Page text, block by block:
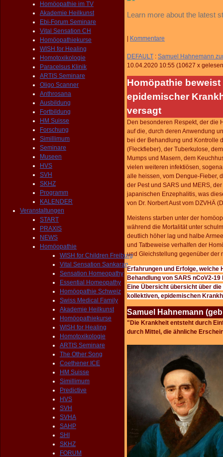
Homöopathie im TV
Akademie Heilkunst
Ebi-Forum Seminare
Vital Sensation CH
Homöopathiekurse
WISH for Healing
Homotoxikologie
Paracelsus Klinik
ARTIS Seminare
Oligo Scanner
Anthrosana
Ausbildung
Fortbildung
HM Suisse
Forschung
Simillimum
Seminare
Museen
HVS
SVH
SKHZ
Programm
KALENDER
Veranstaltungen
START
PRAXIS
NEWS
Homöopathie
WISH for Children Freiburg
Vital Sensation Sankaran
Sensation Homeopathy
Essential Homeopathy
Homöopathie Schweiz
Swiss Medical Family
Akademie Heilkunst
Homöopathiekurse
WISH for Healing
Homotoxikologie
ARTIS Seminare
The Other Song
Coethener ICE
HM Suisse
Simillimum
Predictive
HVS
SVH
SVHA
SAHP
SHI
SKHZ
FORUM
Learn more about the latest
Kommentare
DEFAULT : Samuel Hahnemann
10.04.2020 10:55 (10627 x gelesen
Homöpathie
epidemischer
versagt
Den besonderen Respekt, der die
auf die, durch deren Anwendung
bei der Behandlung und Kontrolle
(Fleckfieber), der Tuberkulose,
Mumps und Masern, dem
vielen weiteren infektiösen,
alle heissen, vom Dengue-Fieber,
der Pest und SARS und MERS,
japanischen Enzephalitis, was
von Dr. Norbert Aust vom DZVHÄ
Meistens starben unter der
während die Mortalität unter
deutlich höher lag und halbe
und Tatbeweise verhalfen der
und Gleichstellung gegenüber der
Erfahrungen und Erfolge, welche
Behandlung von SARS nCoV2-19
Eine Übersicht übersicht über
kollektiven, epidemischen
Samuel Hahnemann
"Die Krankheit entsteht durch
durch Mittel, die ähnliche